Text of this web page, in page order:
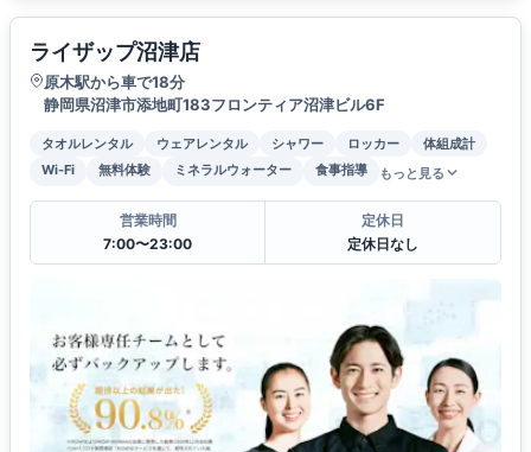
ライザップ沼津店
原木駅から車で18分
静岡県沼津市添地町183フロンティア沼津ビル6F
タオルレンタル ウェアレンタル シャワー ロッカー
体組成計
Wi-Fi
無料体験 ミネラルウォーター 食事指導 もっと見る
営業時間
7:00〜23:00
定休日
定休日なし